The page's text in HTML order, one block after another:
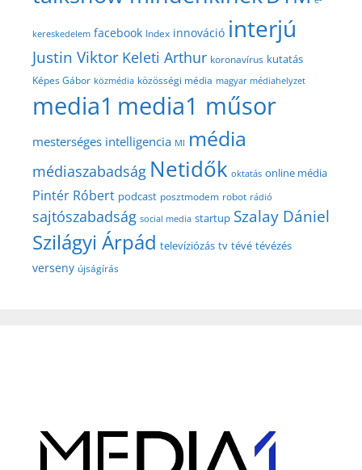
kereskedelem facebook Index innováció interjú
Justin Viktor Keleti Arthur koronavírus kutatás
Képes Gábor közmédia közösségi média magyar médiahelyzet
media1 media1 műsor
mesterséges intelligencia MI média
médiaszabadság Netidők oktatás online média
Pintér Róbert podcast posztmodem robot rádió
sajtószabadság social media startup Szalay Dániel
Szilágyi Árpád televíziózás tv tévé tévézés
verseny újságírás